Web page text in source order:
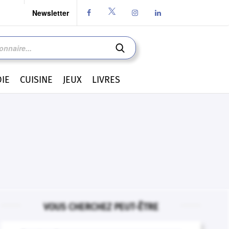
  
Newsletter

CUISINE JEUX LIVRES
VOUS CHERCHEZ PEUT-ÊTRE